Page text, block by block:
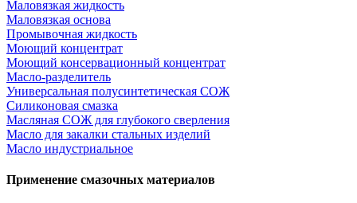
Маловязкая жидкость
Маловязкая основа
Промывочная жидкость
Моющий концентрат
Моющий консервационный концентрат
Масло-разделитель
Универсальная полусинтетическая СОЖ
Силиконовая смазка
⁣Масляная СОЖ для глубокого сверления
⁣Масло для закалки стальных изделий
⁣Масло индустриальное
Применение смазочных материалов